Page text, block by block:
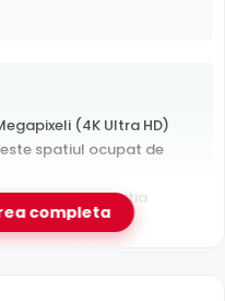
(4K Ultra HD)
spatiul ocupat de
retea, prin aplicatia
gratuit in romana
completa